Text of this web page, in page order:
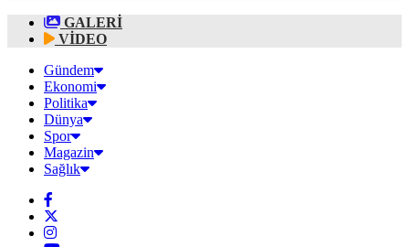
GALERİ
VİDEO
Gündem
Ekonomi
Politika
Dünya
Spor
Magazin
Sağlık